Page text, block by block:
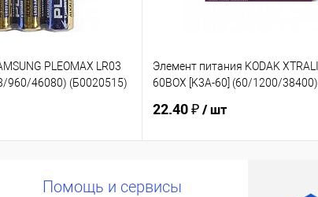
PLEOMAX LR03
960/46080) (Б0020515)
Элемент питания KODAK
60BOX [K3A-60] (60/1200/
22.40 ₽/ шт
Помощь и сервисы